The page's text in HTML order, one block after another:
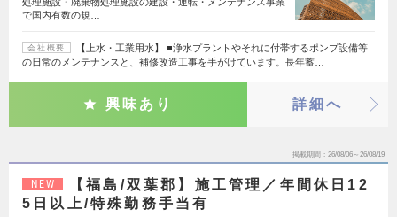
で国内有数の規…
会社概要
【上水・工業用水】 ■浄水プラントやそれに付帯するポンプ設備等
の日常のメンテナンスと、補修改造工事を手がけています。長年蓄…
興味あり 詳細へ
掲載期間 26/08/06～26/08/19
NEW
【福島/双葉郡】施工管理／年間休日12
5日以上/特殊勤務手当有